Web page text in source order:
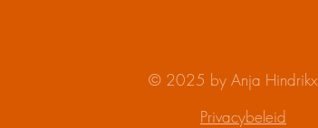
© 2025 by Anja Hindrikx
Privacybeleid